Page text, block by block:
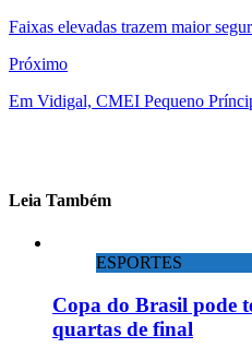
Faixas elevadas trazem maior
Próximo
Em Vidigal, CMEI Pequeno
Leia Também
ESPORTES
Copa do Brasil pode
quartas de final